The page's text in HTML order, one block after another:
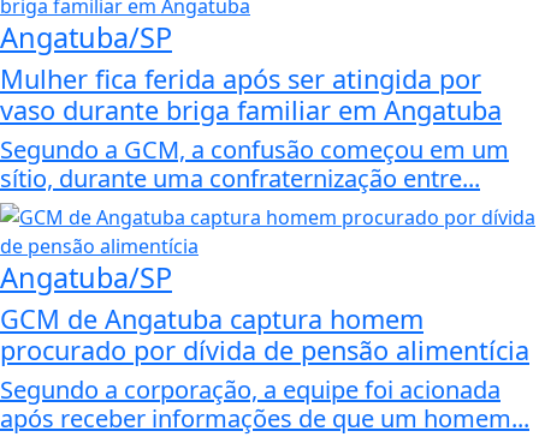
Angatuba/SP
Mulher fica ferida após ser atingida por
vaso durante briga familiar em Angatuba
Segundo a GCM, a confusão começou em um
sítio, durante uma confraternização entre...
Angatuba/SP
GCM de Angatuba captura homem
procurado por dívida de pensão alimentícia
Segundo a corporação, a equipe foi acionada
após receber informações de que um homem...